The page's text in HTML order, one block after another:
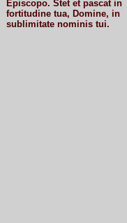
Episcopo. Stet et pascat in
fortitudine tua, Domine, in
sublimitate nominis tui.